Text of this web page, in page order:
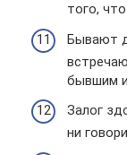
того,
Бывают
бывшим и
Залог
ни